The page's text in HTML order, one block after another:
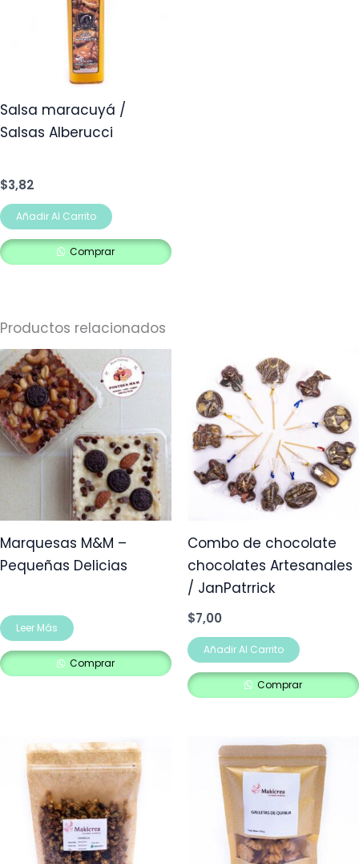
Salsa maracuyá /
Salsas Alberucci
$3,82
Añadir Al Carrito
Comprar
Productos relacionados
Marquesas M&M –
Pequeñas Delicias
Leer Más
Comprar
Combo de chocolate
chocolates Artesanales
/ JanPatrrick
$7,00
Añadir Al Carrito
Comprar